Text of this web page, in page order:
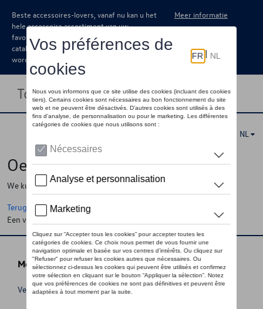
Beste accessoires-lovers, vanaf nu kan u het
hele accessoire assortiment van uw
favoriete merk terugvinden in de online
catalogus. Deze kunnen steeds besteld
worden via uw dealer.
Meer informatie
Toggle navigation
NL
Oeps !
We kunnen de pagina, de informatie die u zoekt niet vinden
Terug naar de startpagina
Een vraag ?
Meer info
Verkoopsvoorwaarden